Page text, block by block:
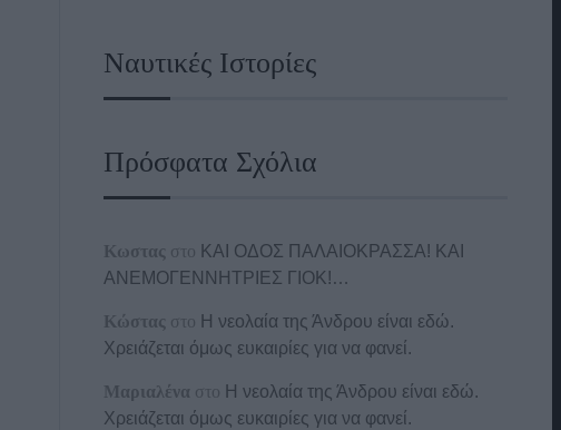
Ναυτικές Ιστορίες
Πρόσφατα Σχόλια
Κωστας στο ΚΑΙ ΟΔΟΣ ΠΑΛΑIΟΚΡΑΣΣΑ! ΚΑΙ
ΑΝΕΜΟΓΕΝΝΗΤΡΙΕΣ ΓΙΟΚ!…
Κώστας στο Η νεολαία της Άνδρου είναι εδώ.
Χρειάζεται όμως ευκαιρίες για να φανεί.
Μαριαλένα στο Η νεολαία της Άνδρου είναι εδώ.
Χρειάζεται όμως ευκαιρίες για να φανεί.